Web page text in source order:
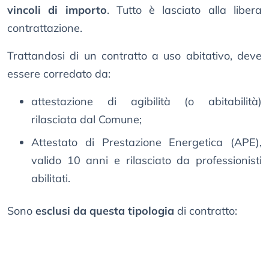
vincoli di importo. Tutto è lasciato alla libera
contrattazione.
Trattandosi di un contratto a uso abitativo, deve
essere corredato da:
attestazione di agibilità (o abitabilità)
rilasciata dal Comune;
Attestato di Prestazione Energetica (APE),
valido 10 anni e rilasciato da professionisti
abilitati.
Sono esclusi da questa tipologia di contratto: